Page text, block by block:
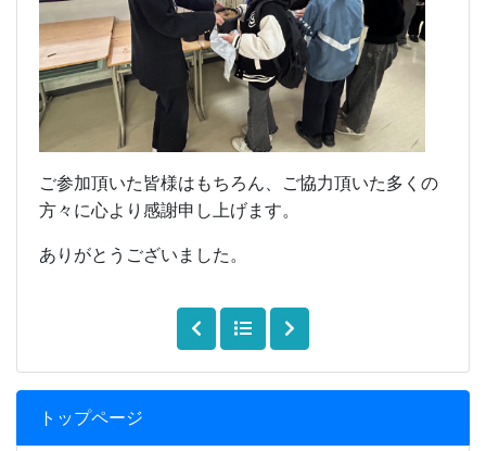
トップページ
ご参加頂いた皆様はもちろん、ご協力頂いた多くの
方々に心より感謝申し上げます。
ありがとうございました。